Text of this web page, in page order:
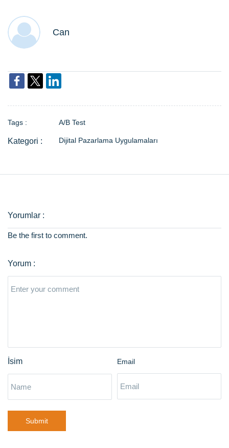
Can
Tags : A/B Test
Dijital Pazarlama Uygulamaları
Be the first to comment.
Email
Submit